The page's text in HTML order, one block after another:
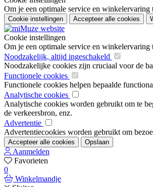
Om je een optimale service en
Cookie instellingen Accepteer alle cookies
Cookie instellingen
Om je een optimale service en
Noodzakelijk, altijd ingeschakeld
Noodzakelijke cookies zijn cruciaal voor de
Functionele cookies
Functionele cookies helpen bepaalde
Analytische cookies
Analytische cookies worden gebruikt om te
de verkeersbron, enz.
Advertentie
Advertentiecookies worden gebruikt om
Accepteer alle cookies Opslaan
Aanmelden
Favorieten
0
Winkelmandje